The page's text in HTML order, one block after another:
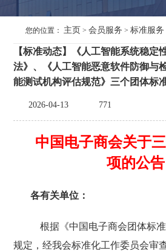
您的位置： 主页 >会员服务 >标准服务
【标准动态】《人工智能系统稳定
法》、《人工智能恶意软件防御与
能测试机构评估规范》三个团体标
2026-04-13 771
中国电子商会关于
项的公告
各有关单位：
根据《中国电子商会团体标
规定，经我会标准化工作委员会审